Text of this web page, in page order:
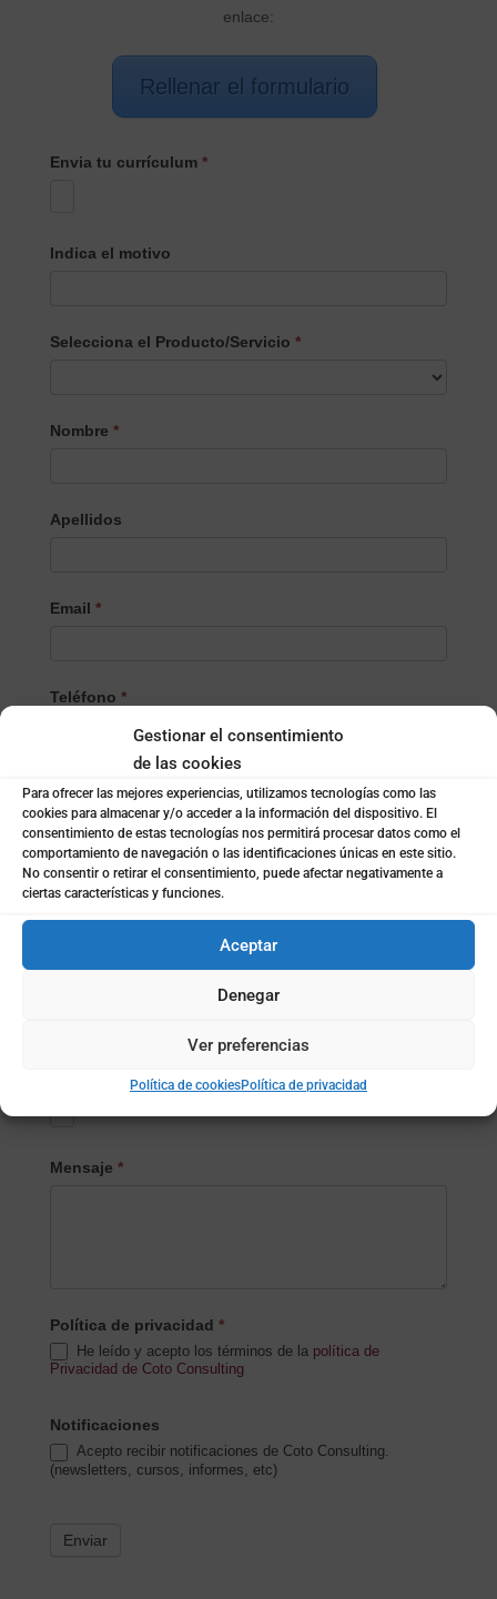
Gestionar el consentimiento
de las cookies
Para ofrecer las mejores experiencias, utilizamos tecnologías como las
cookies para almacenar y/o acceder a la información del dispositivo. El
consentimiento de estas tecnologías nos permitirá procesar datos como el
comportamiento de navegación o las identificaciones únicas en este sitio.
No consentir o retirar el consentimiento, puede afectar negativamente a
ciertas características y funciones.
Aceptar
Denegar
Ver preferencias
Política de cookiesPolítica de privacidad
enlace:
Rellenar el formulario
Envia tu currículum *
Indica el motivo
Selecciona el Producto/Servicio *
el
Nombre *
Apellidos
Email *
Teléfono *
Localidad*
¿Empresa o particular?*
Empresa
Nombre de la empresa*
Subida de archivo (opcional)
Mensaje *
Política de privacidad *
He leído y acepto los términos de la política de
Privacidad de Coto Consulting
Notificaciones
Acepto recibir notificaciones de Coto Consulting.
(newsletters, cursos, informes, etc)
Enviar